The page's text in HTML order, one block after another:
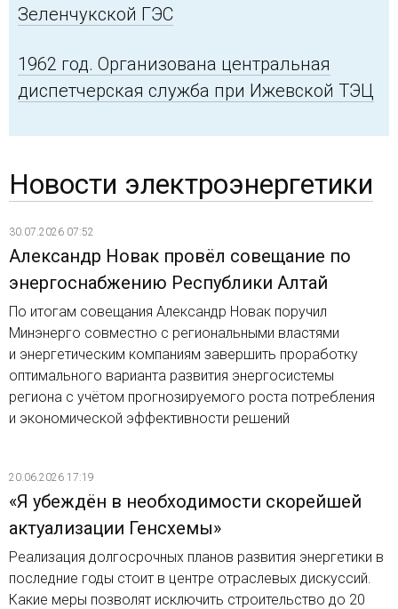
Зеленчукской ГЭС
1962 год. Организована центральная
диспетчерская служба при Ижевской ТЭЦ
Новости электроэнергетики
30.07.2026 07:52
Александр Новак провёл совещание по
энергоснабжению Республики Алтай
По итогам совещания Александр Новак поручил
Минэнерго совместно с региональными властями
и энергетическим компаниям завершить проработку
оптимального варианта развития энергосистемы
региона с учётом прогнозируемого роста потребления
и экономической эффективности решений
20.06.2026 17:19
«Я убеждён в необходимости скорейшей
актуализации Генсхемы»
Реализация долгосрочных планов развития энергетики в
последние годы стоит в центре отраслевых дискуссий.
Какие меры позволят исключить строительство до 20